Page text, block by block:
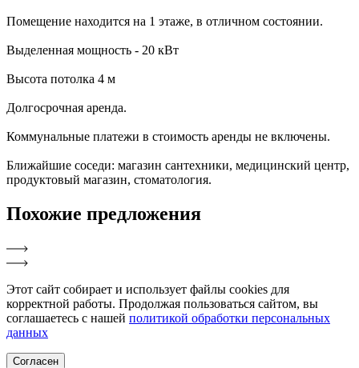
Помещение находится на 1 этаже, в отличном состоянии.
Выделенная мощность - 20 кВт
Высота потолка 4 м
Долгосрочная аренда.
Коммунальные платежи в стоимость аренды не включены.
Ближайшие соседи: магазин сантехники, медицинский центр,
продуктовый магазин, стоматология.
Похожие предложения
Этот сайт собирает и использует файлы cookies для
корректной работы. Продолжая пользоваться сайтом, вы
соглашаетесь с нашей политикой обработки персональных
данных
Согласен